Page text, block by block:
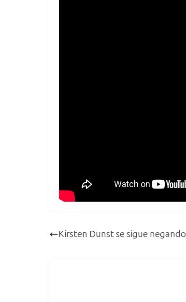
Kirsten Dunst se sigue negando